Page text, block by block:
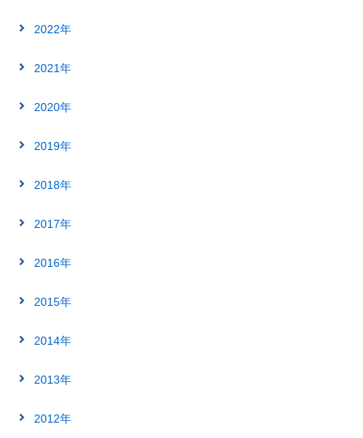
2022年
2021年
2020年
2019年
2018年
2017年
2016年
2015年
2014年
2013年
2012年